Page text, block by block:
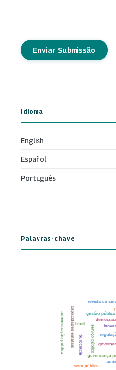
Enviar Submissão
Idioma
English
Español
Português
Palavras-chave